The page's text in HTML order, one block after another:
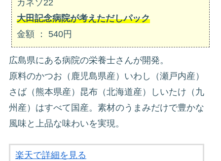
カネソ22
大田記念病院が考えただしパック
金額 ： 540円
広島県にある病院の栄養士さんが開発。
原料のかつお（鹿児島県産）いわし（瀬戸内産）
さば（熊本県産）昆布（北海道産）しいたけ（九
州産）はすべて国産。素材のうまみだけで豊かな
風味と上品な味わいを実現。
楽天で詳細を見る